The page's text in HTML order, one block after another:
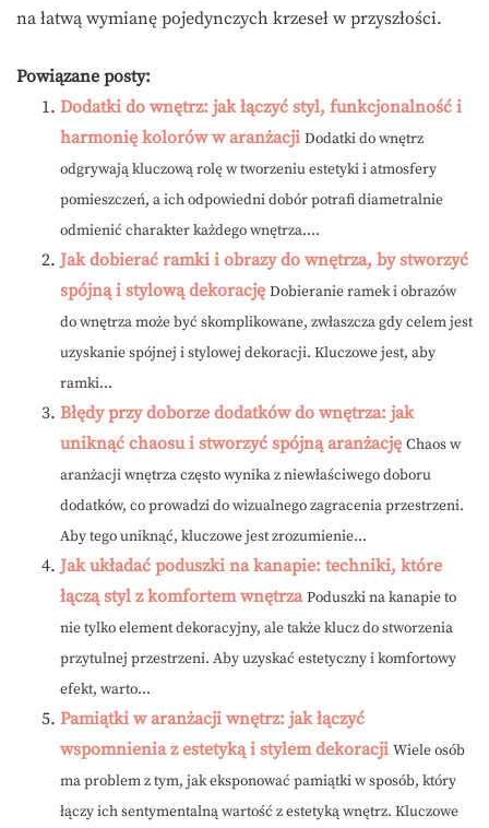
na łatwą wymianę pojedynczych krzeseł w przyszłości.
Powiązane posty:
Dodatki do wnętrz: jak łączyć styl, funkcjonalność i
harmonię kolorów w aranżacji Dodatki do wnętrz
odgrywają kluczową rolę w tworzeniu estetyki i atmosfery
pomieszczeń, a ich odpowiedni dobór potrafi diametralnie
odmienić charakter każdego wnętrza....
Jak dobierać ramki i obrazy do wnętrza, by stworzyć
spójną i stylową dekorację Dobieranie ramek i obrazów
do wnętrza może być skomplikowane, zwłaszcza gdy celem jest
uzyskanie spójnej i stylowej dekoracji. Kluczowe jest, aby
ramki...
Błędy przy doborze dodatków do wnętrza: jak
uniknąć chaosu i stworzyć spójną aranżację Chaos w
aranżacji wnętrza często wynika z niewłaściwego doboru
dodatków, co prowadzi do wizualnego zagracenia przestrzeni.
Aby tego uniknąć, kluczowe jest zrozumienie...
Jak układać poduszki na kanapie: techniki, które
łączą styl z komfortem wnętrza Poduszki na kanapie to
nie tylko element dekoracyjny, ale także klucz do stworzenia
przytulnej przestrzeni. Aby uzyskać estetyczny i komfortowy
efekt, warto...
Pamiątki w aranżacji wnętrz: jak łączyć
wspomnienia z estetyką i stylem dekoracji Wiele osób
ma problem z tym, jak eksponować pamiątki w sposób, który
łączy ich sentymentalną wartość z estetyką wnętrz. Kluczowe